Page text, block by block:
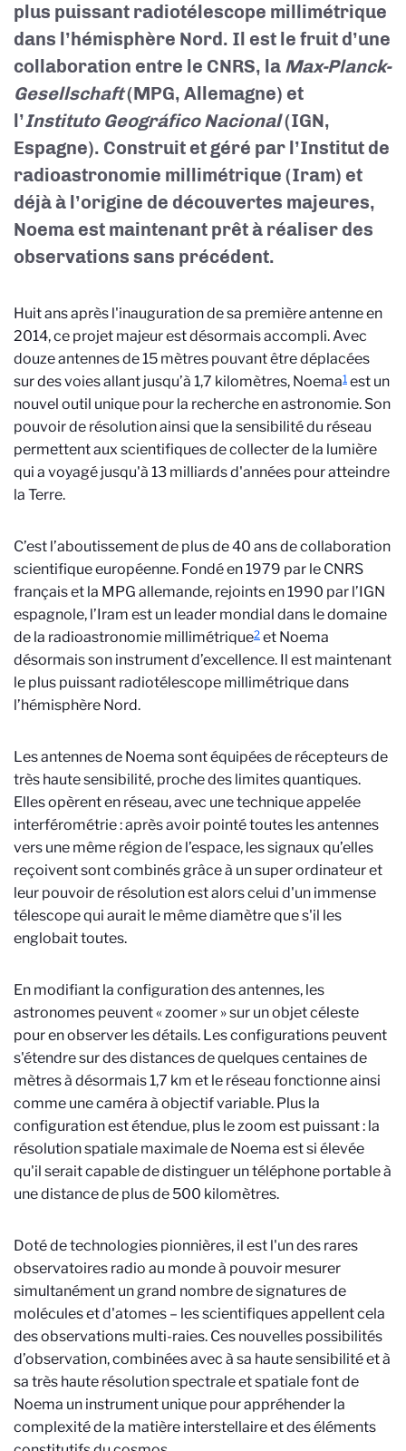
plus puissant radiotélescope millimétrique
dans l’hémisphère Nord. Il est le fruit d’une
collaboration entre le CNRS, la Max-Planck-
Gesellschaft(MPG, Allemagne) et
l’Instituto Geográfico Nacional(IGN,
Espagne). Construit et géré par l’Institut de
radioastronomie millimétrique (Iram) et
déjà à l’origine de découvertes majeures,
Noema est maintenant prêt à réaliser des
observations sans précédent.
Huit ans après l'inauguration de sa première antenne en
2014, ce projet majeur est désormais accompli. Avec
douze antennes de 15 mètres pouvant être déplacées
sur des voies allant jusqu’à 1,7 kilomètres, Noema1 est un
nouvel outil unique pour la recherche en astronomie. Son
pouvoir de résolution ainsi que la sensibilité du réseau
permettent aux scientifiques de collecter de la lumière
qui a voyagé jusqu'à 13 milliards d'années pour atteindre
la Terre.
C’est l’aboutissement de plus de 40 ans de collaboration
scientifique européenne. Fondé en 1979 par le CNRS
français et la MPG allemande, rejoints en 1990 par l’IGN
espagnole, l’Iram est un leader mondial dans le domaine
de la radioastronomie millimétrique2 et Noema
désormais son instrument d’excellence. Il est maintenant
le plus puissant radiotélescope millimétrique dans
l’hémisphère Nord.
Les antennes de Noema sont équipées de récepteurs de
très haute sensibilité, proche des limites quantiques.
Elles opèrent en réseau, avec une technique appelée
interférométrie : après avoir pointé toutes les antennes
vers une même région de l’espace, les signaux qu’elles
reçoivent sont combinés grâce à un super ordinateur et
leur pouvoir de résolution est alors celui d'un immense
télescope qui aurait le même diamètre que s'il les
englobait toutes.
En modifiant la configuration des antennes, les
astronomes peuvent « zoomer » sur un objet céleste
pour en observer les détails. Les configurations peuvent
s'étendre sur des distances de quelques centaines de
mètres à désormais 1,7 km et le réseau fonctionne ainsi
comme une caméra à objectif variable. Plus la
configuration est étendue, plus le zoom est puissant : la
résolution spatiale maximale de Noema est si élevée
qu'il serait capable de distinguer un téléphone portable à
une distance de plus de 500 kilomètres.
Doté de technologies pionnières, il est l'un des rares
observatoires radio au monde à pouvoir mesurer
simultanément un grand nombre de signatures de
molécules et d'atomes – les scientifiques appellent cela
des observations multi-raies. Ces nouvelles possibilités
d’observation, combinées avec à sa haute sensibilité et à
sa très haute résolution spectrale et spatiale font de
Noema un instrument unique pour appréhender la
complexité de la matière interstellaire et des éléments